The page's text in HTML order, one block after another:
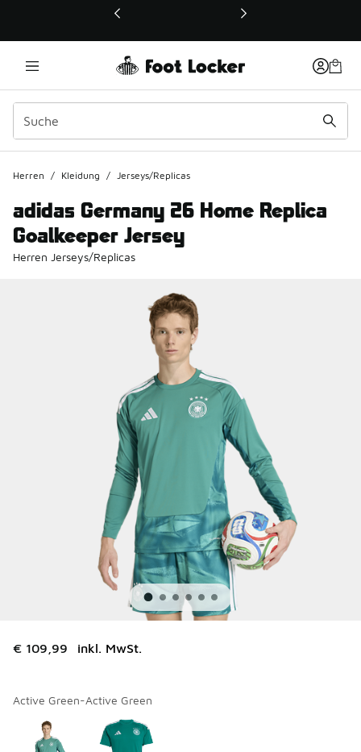
Dieser Link öffnet sich in einem neuen Fenster
Herren / Kleidung / Jerseys/Replicas
adidas Germany 26 Home Replica
Goalkeeper Jersey
Herren Jerseys/Replicas
€ 109,99 inkl. MwSt.
Active Green-Active Green
Seite 1 von 1 zeigt die Farben 1 bis 2 von 2 an.
Bitte wählen Sie einen Stil aus